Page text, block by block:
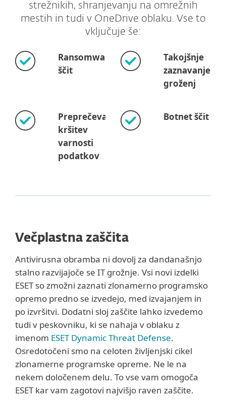
strežnikih, shranjevanju na omrežnih
mestih in tudi v OneDrive oblaku. Vse to
vključuje še:
Ransomware
ščit
Takojšnje
zaznavanje
groženj
Preprečevanje
kršitev
varnosti
podatkov
Botnet ščit
Večplastna zaščita
Antivirusna obramba ni dovolj za dandanašnjo
stalno razvijajoče se IT grožnje. Vsi novi izdelki
ESET so zmožni zaznati zlonamerno programsko
opremo predno se izvedejo, med izvajanjem in
po izvršitvi. Dodatni sloj zaščite lahko izvedemo
tudi v peskovniku, ki se nahaja v oblaku z
imenom ESET Dynamic Threat Defense.
Osredotočeni smo na celoten življenjski cikel
zlonamerne programske opreme. Ne le na
nekem določenem delu. To vse vam omogoča
ESET kar vam zagotovi najvišjo raven zaščite.